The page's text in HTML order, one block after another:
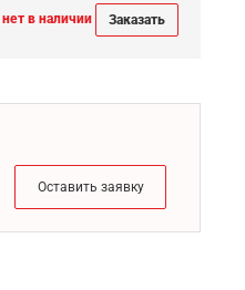
нет в наличии Заказать
Оставить заявку